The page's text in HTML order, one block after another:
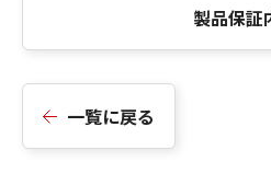
製品保証
一覧に戻る